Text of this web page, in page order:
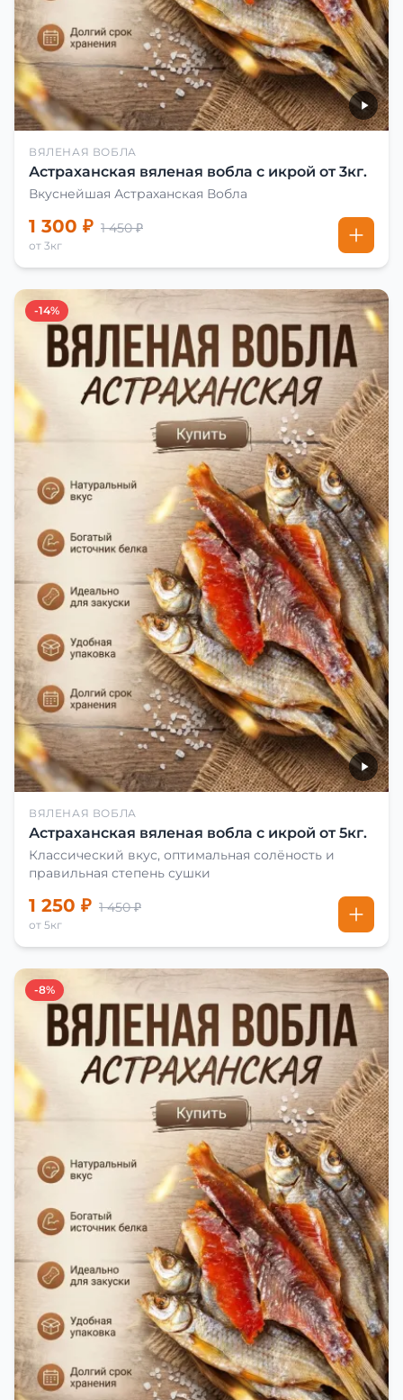
ВЯЛЕНАЯ ВОБЛА
Астраханская вяленая вобла с икрой от 3кг.
Вкуснейшая Астраханская Вобла
1 300 ₽ 1 450 ₽
от 3кг
-14%
ВЯЛЕНАЯ ВОБЛА
Астраханская вяленая вобла с икрой от 5кг.
Классический вкус, оптимальная солёность и
правильная степень сушки
1 250 ₽ 1 450 ₽
от 5кг
-8%